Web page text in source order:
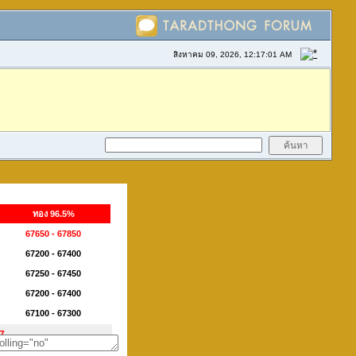
สิงหาคม 09, 2026, 12:17:01 AM